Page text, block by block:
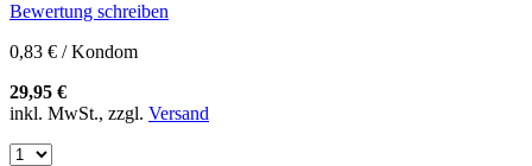
Bewertung schreiben
0,83 € / Kondom
29,95 €
inkl. MwSt., zzgl. Versand